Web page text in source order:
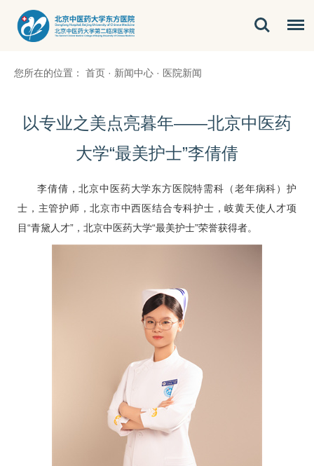
您所在的位置： 首页 · 新闻中心 · 医院新闻
以专业之美点亮暮年——北京中医药
大学“最美护士”李倩倩
李倩倩，北京中医药大学东方医院特需科（老年病科）护
士，主管护师，北京市中西医结合专科护士，岐黄天使人才项
目“青黛人才”，北京中医药大学“最美护士”荣誉获得者。